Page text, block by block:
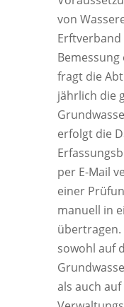
von
fragt die
jährlich die
erfolgt die
per E-Mail
einer
manuell in
übertragen.
sowohl auf
als auch